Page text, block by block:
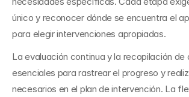
único y reconocer dónde se encuentra el
para elegir intervenciones apropiadas.
La evaluación continua y la recopilación de
esenciales para rastrear el progreso y
necesarios en el plan de intervención. La